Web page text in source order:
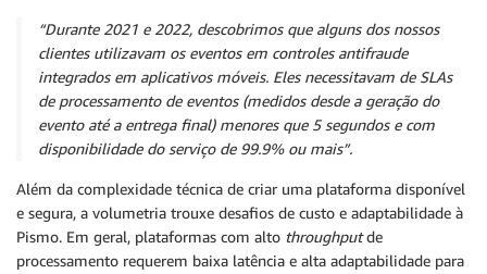
“Durante 2021 e 2022, descobrimos que alguns dos nossos
clientes utilizavam os eventos em controles antifraude
integrados em aplicativos móveis. Eles necessitavam de SLAs
de processamento de eventos (medidos desde a geração do
evento até a entrega final) menores que 5 segundos e com
disponibilidade do serviço de 99.9% ou mais”.
Além da complexidade técnica de criar uma plataforma disponível
e segura, a volumetria trouxe desafios de custo e adaptabilidade à
Pismo. Em geral, plataformas com alto throughputde
processamento requerem baixa latência e alta adaptabilidade para